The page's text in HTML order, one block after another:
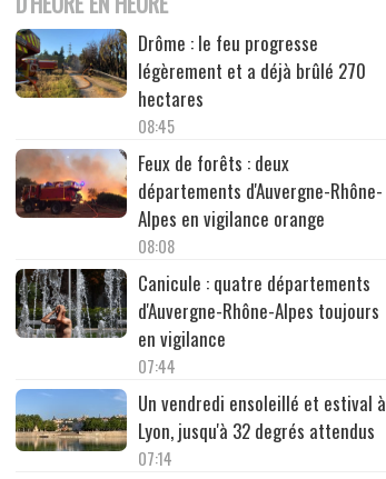
Drôme : le feu progresse
légèrement et a déjà brûlé 270
hectares
08:45
Feux de forêts : deux
départements d'Auvergne-Rhône-
Alpes en vigilance orange
08:08
Canicule : quatre départements
d'Auvergne-Rhône-Alpes toujours
en vigilance
07:44
Un vendredi ensoleillé et estival à
Lyon, jusqu'à 32 degrés attendus
07:14